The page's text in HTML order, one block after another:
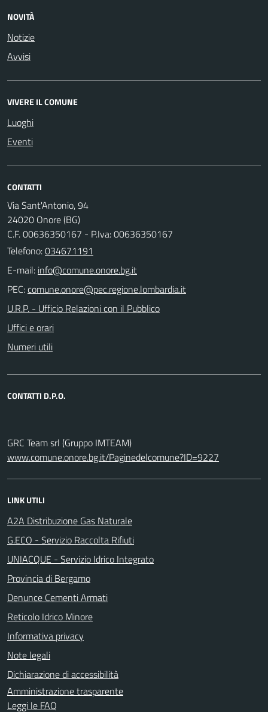
NOVITÀ
Notizie
Avvisi
VIVERE IL COMUNE
Luoghi
Eventi
CONTATTI
Via Sant'Antonio, 94
24020 Onore (BG)
C.F. 00636350167 - P.Iva: 00636350167
Telefono:034671191
E-mail:
PEC:
U.R.P. - Ufficio Relazioni con il Pubblico
Uffici e orari
Numeri utili
CONTATTI D.P.O.
GRC Team srl (Gruppo IMTEAM)
www.comune.onore.bg.it/Paginedelcomune?ID=9227
LINK UTILI
A2A Distribuzione Gas Naturale
G.ECO - Servizio Raccolta Rifiuti
UNIACQUE - Servizio Idrico Integrato
Provincia di Bergamo
Denunce Cementi Armati
Reticolo Idrico Minore
Informativa privacy
Note legali
Dichiarazione di accessibilità
Amministrazione trasparente
Leggi le FAQ